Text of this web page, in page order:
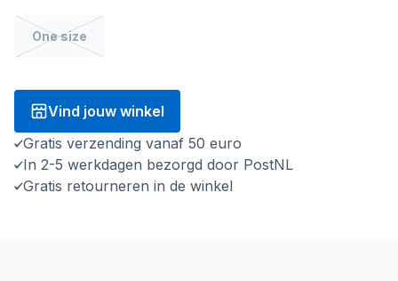
One size
Vind jouw winkel
Gratis verzending vanaf 50 euro
In 2-5 werkdagen bezorgd door PostNL
Gratis retourneren in de winkel